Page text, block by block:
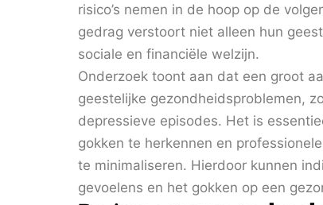
risico’s nemen in de hoop op de
gedrag verstoort niet alleen hun
sociale en financiële welzijn.
Onderzoek toont aan dat een groot
geestelijke gezondheidsproblemen,
depressieve episodes. Het is
gokken te herkennen en
te minimaliseren. Hierdoor kunnen
gevoelens en het gokken op een